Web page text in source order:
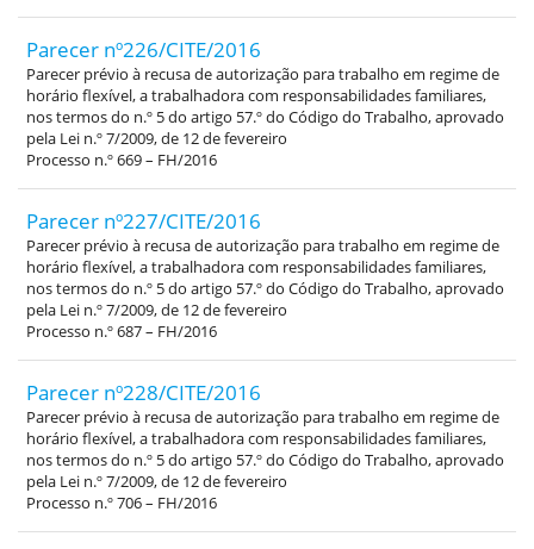
Parecer nº226/CITE/2016
Parecer prévio à recusa de autorização para trabalho em regime de
horário flexível, a trabalhadora com responsabilidades familiares,
nos termos do n.º 5 do artigo 57.º do Código do Trabalho, aprovado
pela Lei n.º 7/2009, de 12 de fevereiro
Processo n.º 669 – FH/2016
Parecer nº227/CITE/2016
Parecer prévio à recusa de autorização para trabalho em regime de
horário flexível, a trabalhadora com responsabilidades familiares,
nos termos do n.º 5 do artigo 57.º do Código do Trabalho, aprovado
pela Lei n.º 7/2009, de 12 de fevereiro
Processo n.º 687 – FH/2016
Parecer nº228/CITE/2016
Parecer prévio à recusa de autorização para trabalho em regime de
horário flexível, a trabalhadora com responsabilidades familiares,
nos termos do n.º 5 do artigo 57.º do Código do Trabalho, aprovado
pela Lei n.º 7/2009, de 12 de fevereiro
Processo n.º 706 – FH/2016